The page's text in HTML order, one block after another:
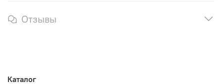
Отзывы
Каталог